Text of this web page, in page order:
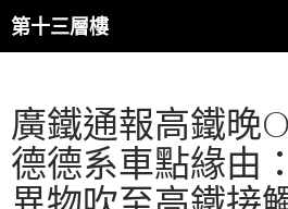
跳
至
內
容
第十三層樓
搜
尋
廣鐵通報高鐵晚
德德系車點緣由